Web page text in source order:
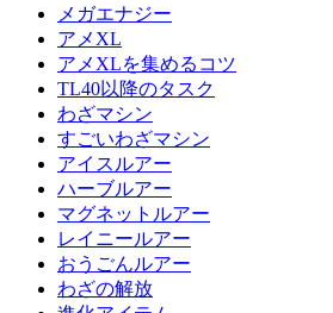
メガエナジー
アメXL
アメXLを集めるコツ
TL40以降のタスク
わざマシン
すごいわざマシン
アイスルアー
ハーブルアー
マグネットルアー
レイニールアー
おうごんルアー
わざの解放